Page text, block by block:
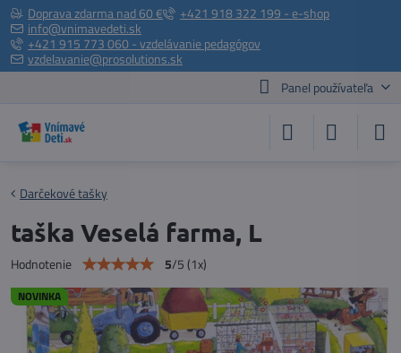
Doprava zdarma nad 60 €
+421 918 322 199 - e-shop
info@vnimavedeti.sk
+421 915 773 060 - vzdelávanie pedagógov
vzdelavanie@prosolutions.sk
Panel používateľa
NOVINKA
Darčekové tašky
taška Veselá farma, L
Hodnotenie 5/5(1x)